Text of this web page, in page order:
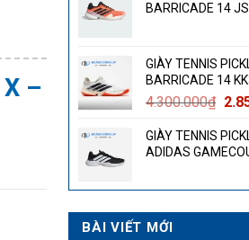
BARRICADE 14
GIÀY TENNIS
BARRICADE 14
4.300.000₫ Giá
là:
GIÀY TENNIS
ADIDAS
BÀI VIẾT MỚI
–